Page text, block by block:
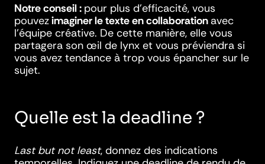
Notre conseil : pour plus d’efficacité, vous
pouvezimaginer le texte en collaboration avec
l’équipe créative. De cette manière, elle vous
partagera son œil de lynx et vous préviendra si
vous avez tendance à trop vous épancher sur le
sujet.
Quelle est la deadline ?
Last but not least, donnez des indications